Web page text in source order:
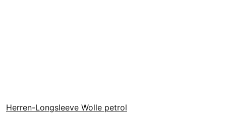
Herren-Longsleeve Wolle petrol